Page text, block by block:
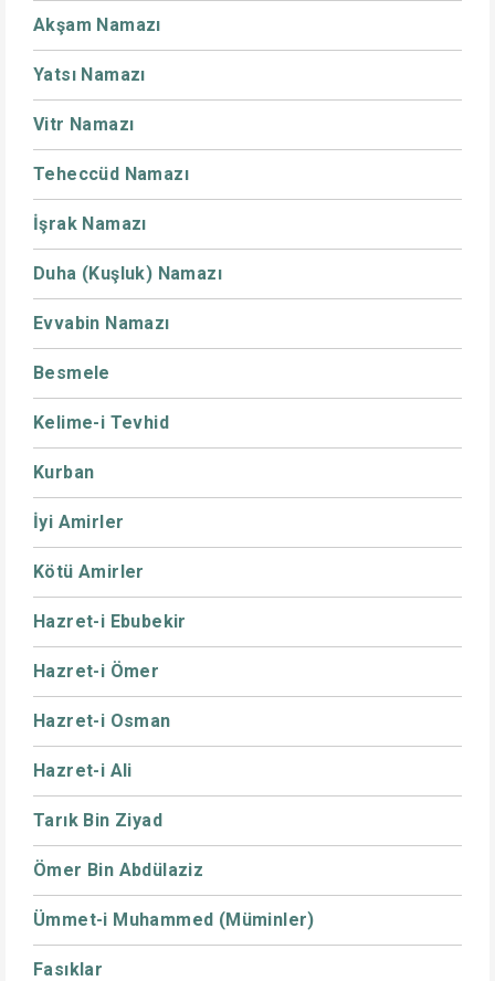
Akşam Namazı
Yatsı Namazı
Vitr Namazı
Teheccüd Namazı
İşrak Namazı
Duha (Kuşluk) Namazı
Evvabin Namazı
Besmele
Kelime-i Tevhid
Kurban
İyi Amirler
Kötü Amirler
Hazret-i Ebubekir
Hazret-i Ömer
Hazret-i Osman
Hazret-i Ali
Tarık Bin Ziyad
Ömer Bin Abdülaziz
Ümmet-i Muhammed (Müminler)
Fasıklar